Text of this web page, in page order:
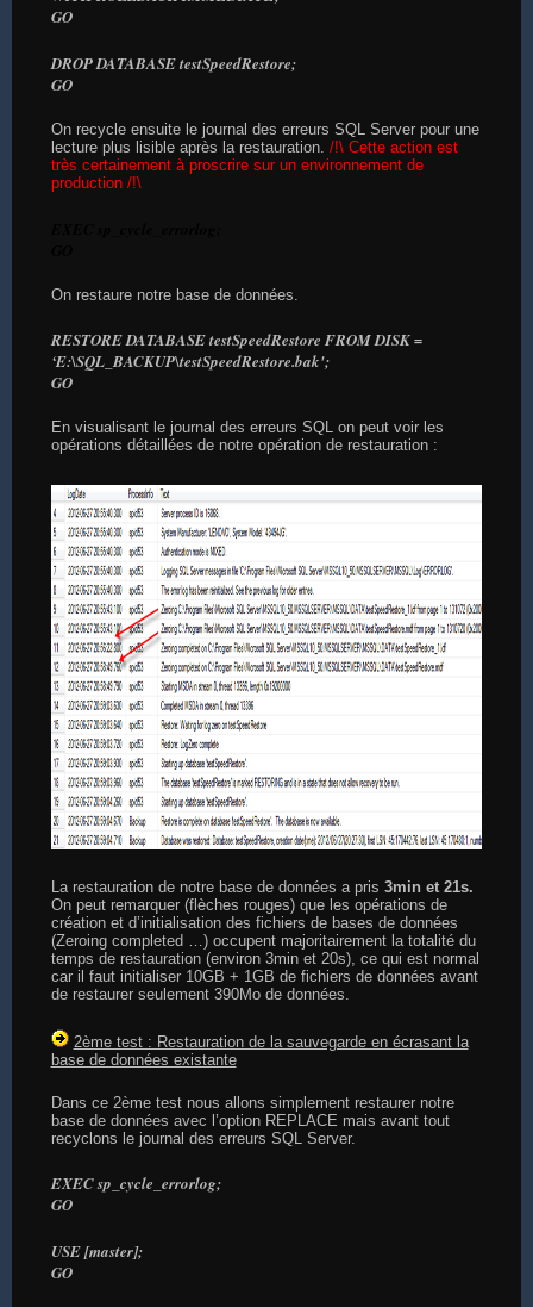
GO
DROP DATABASE testSpeedRestore;
GO
On recycle ensuite le journal des erreurs SQL Server pour une
lecture plus lisible après la restauration. /!\ Cette action est
très certainement à proscrire sur un environnement de
production /!\
On restaure notre base de données.
RESTORE DATABASE testSpeedRestore FROM DISK =
‘E:\SQL_BACKUP\testSpeedRestore.bak';
GO
En visualisant le journal des erreurs SQL on peut voir les
opérations détaillées de notre opération de restauration :
La restauration de notre base de données a pris 3min et 21s.
On peut remarquer (flèches rouges) que les opérations de
création et d’initialisation des fichiers de bases de données
(Zeroing completed …) occupent majoritairement la totalité du
temps de restauration (environ 3min et 20s), ce qui est normal
car il faut initialiser 10GB + 1GB de fichiers de données avant
de restaurer seulement 390Mo de données.
2ème test : Restauration de la sauvegarde en écrasant la
base de données existante
Dans ce 2ème test nous allons simplement restaurer notre
base de données avec l’option REPLACE mais avant tout
recyclons le journal des erreurs SQL Server.
EXEC sp_cycle_errorlog;
GO
USE [master];
GO